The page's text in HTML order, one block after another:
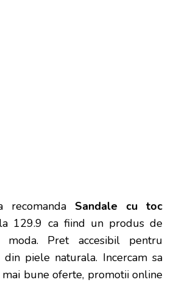
recomanda Sandale cu toc
la 129.9 ca fiind un produs de
Pret accesibil pentru
din piele naturala. Incercam sa
bune oferte, promotii online